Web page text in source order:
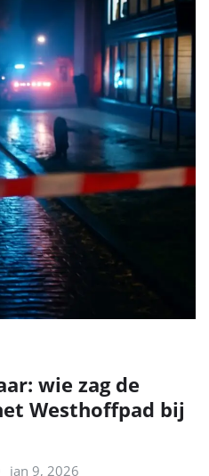
wie zag de
Westhoffpad bij
jan 9, 2026